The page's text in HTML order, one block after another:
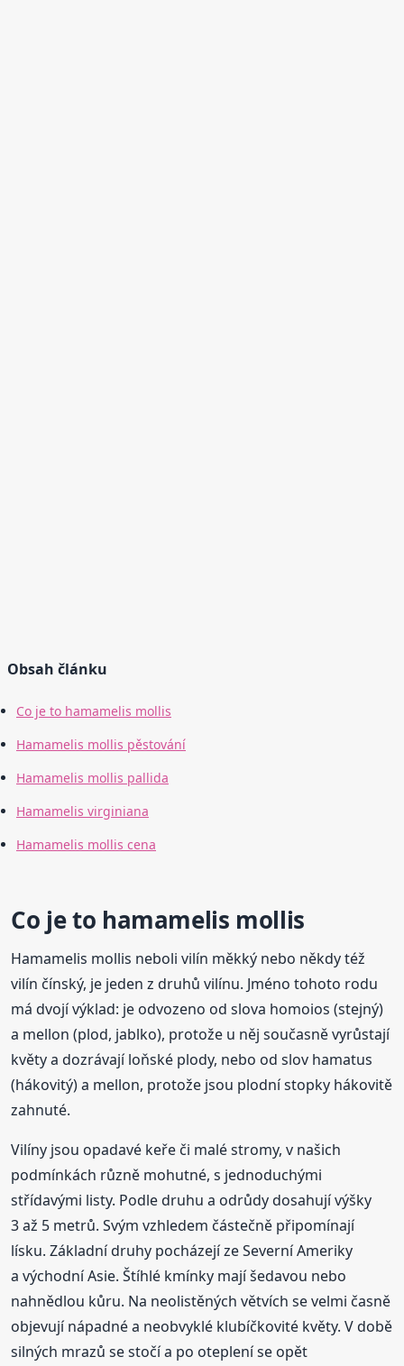
Obsah článku
Co je to hamamelis mollis
Hamamelis mollis pěstování
Hamamelis mollis pallida
Hamamelis virginiana
Hamamelis mollis cena
Co je to hamamelis mollis
Hamamelis mollis neboli vilín měkký nebo někdy též
vilín čínský, je jeden z druhů vilínu. Jméno tohoto rodu
má dvojí výklad: je odvozeno od slova homoios (stejný)
a mellon (plod, jablko), protože u něj současně vyrůstají
květy a dozrávají loňské plody, nebo od slov hamatus
(hákovitý) a mellon, protože jsou plodní stopky hákovitě
zahnuté.
Vilíny jsou opadavé keře či malé stromy, v našich
podmínkách různě mohutné, s jednoduchými
střídavými listy. Podle druhu a odrůdy dosahují výšky
3 až 5 metrů. Svým vzhledem částečně připomínají
lísku. Základní druhy pocházejí ze Severní Ameriky
a východní Asie. Štíhlé kmínky mají šedavou nebo
nahnědlou kůru. Na neolistěných větvích se velmi časně
objevují nápadné a neobvyklé klubíčkovité květy. V době
silných mrazů se stočí a po oteplení se opět